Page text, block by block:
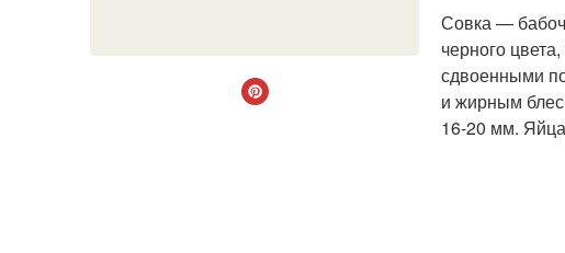
Совка —
черного
сдвоенными
и жирным
16-20 мм.